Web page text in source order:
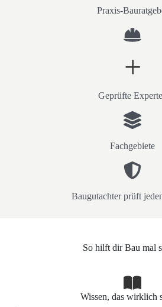
Praxis-
+
Geprüfte
Fachgebiete
Baugutachter prüft
So hilft dir Bau mal
Wissen, das wirklich